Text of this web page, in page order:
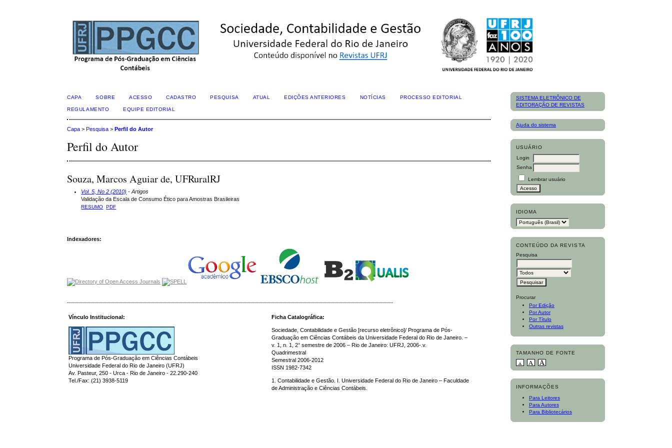
SISTEMA ELETRÔNICO DE
EDITORAÇÃO DE REVISTAS
Ajuda do sistema
USUÁRIO
Login
Senha
Lembrar usuário
IDIOMA
CONTEÚDO DA REVISTA
Pesquisa
Procurar
Por Edição
Por Autor
Por Título
Outras revistas
TAMANHO DE FONTE
INFORMAÇÕES
Para Leitores
Para Autores
Para Bibliotecários
CAPA SOBRE ACESSO CADASTRO PESQUISA ATUAL EDIÇÕES ANTERIORES NOTÍCIAS PROCESSO EDITORIAL
REGULAMENTO EQUIPE EDITORIAL
Capa >Pesquisa >Perfil do Autor
Perfil do Autor
Souza, Marcos Aguiar de, UFRuralRJ
Vol. 5, No 2 (2010) - Artigos
Validação da Escala de Consumo Ético para Amostras Brasileiras
RESUMO PDF
Indexadores:
-------------------------------------------------------------------------------------------------------------------------------------------------------------------
Vínculo Institucional:
Programa de Pós-Graduação em Ciências Contábeis
Universidade Federal do Rio de Janeiro (UFRJ)
Av. Pasteur, 250 - Urca - Rio de Janeiro - 22.290-240
Tel./Fax: (21) 3938-5119
Ficha Catalográfica:
Sociedade, Contabilidade e Gestão [recurso eletrônico]/ Programa de Pós-
Graduação em Ciências Contábeis da Universidade Federal do Rio de Janeiro. –
v. 1, n. 1, 2° semestre de 2006 – Rio de Janeiro: UFRJ, 2006-.v.
Quadrimestral
Semestral 2006-2012
ISSN 1982-7342
1. Contabilidade e Gestão. I. Universidade Federal do Rio de Janeiro – Faculdade
de Administração e Ciências Contábeis.